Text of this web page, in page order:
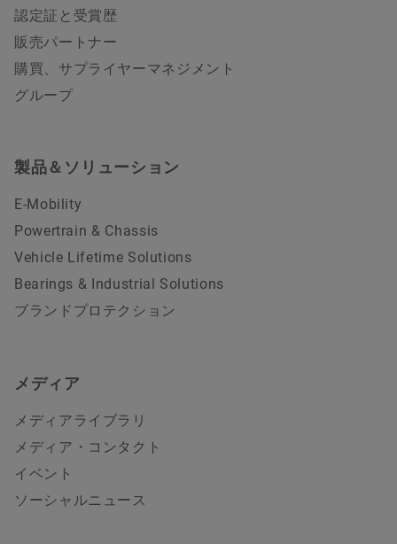
認定証と受賞歴
販売パートナー
購買、サプライヤーマネジメント
グループ
製品＆ソリューション
E-Mobility
Powertrain & Chassis
Vehicle Lifetime Solutions
Bearings & Industrial Solutions
ブランドプロテクション
メディア
メディアライブラリ
メディア・コンタクト
イベント
ソーシャルニュース